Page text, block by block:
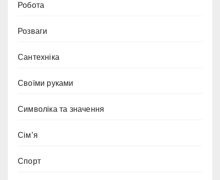
Робота
Розваги
Сантехніка
Своїми руками
Символіка та значення
Сім’я
Спорт